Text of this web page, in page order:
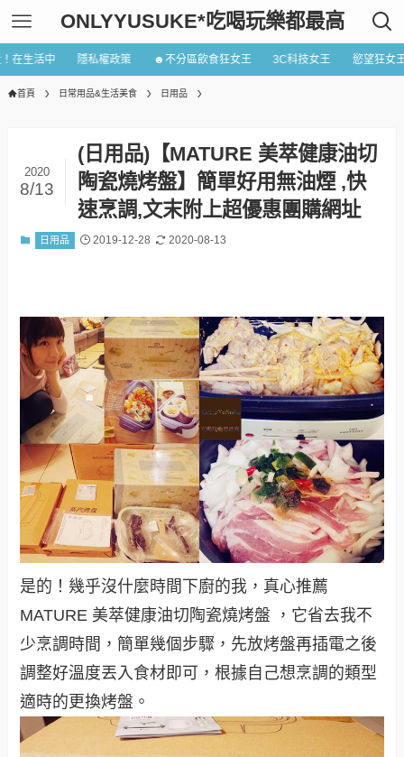
ONLYYUSUKE*吃喝玩樂都最高
在生活中 隱私權政策 ☻不分區飲食狂女王 3C科技女王 慾望狂女
首頁 日常用品&生活美食 日用品
(日用品)【MATURE 美萃健康油切
陶瓷燒烤盤】簡單好用無油煙 ,快
速烹調,文末附上超優惠團購網址
2020
8/13
日用品 2019-12-28 2020-08-13
是的！幾乎沒什麼時間下廚的我，真心推薦
MATURE 美萃健康油切陶瓷燒烤盤
，它省去我不
少烹調時間，簡單幾個步驟，先放烤盤再插電之後
調整好溫度丟入食材即可，根據自己想烹調的類型
適時的更換烤盤。